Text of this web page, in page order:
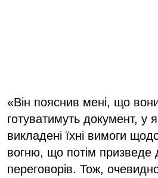
«Він пояснив мені, що
готуватимуть документ, у
викладені їхні вимоги
вогню, що потім
переговорів. Тож,